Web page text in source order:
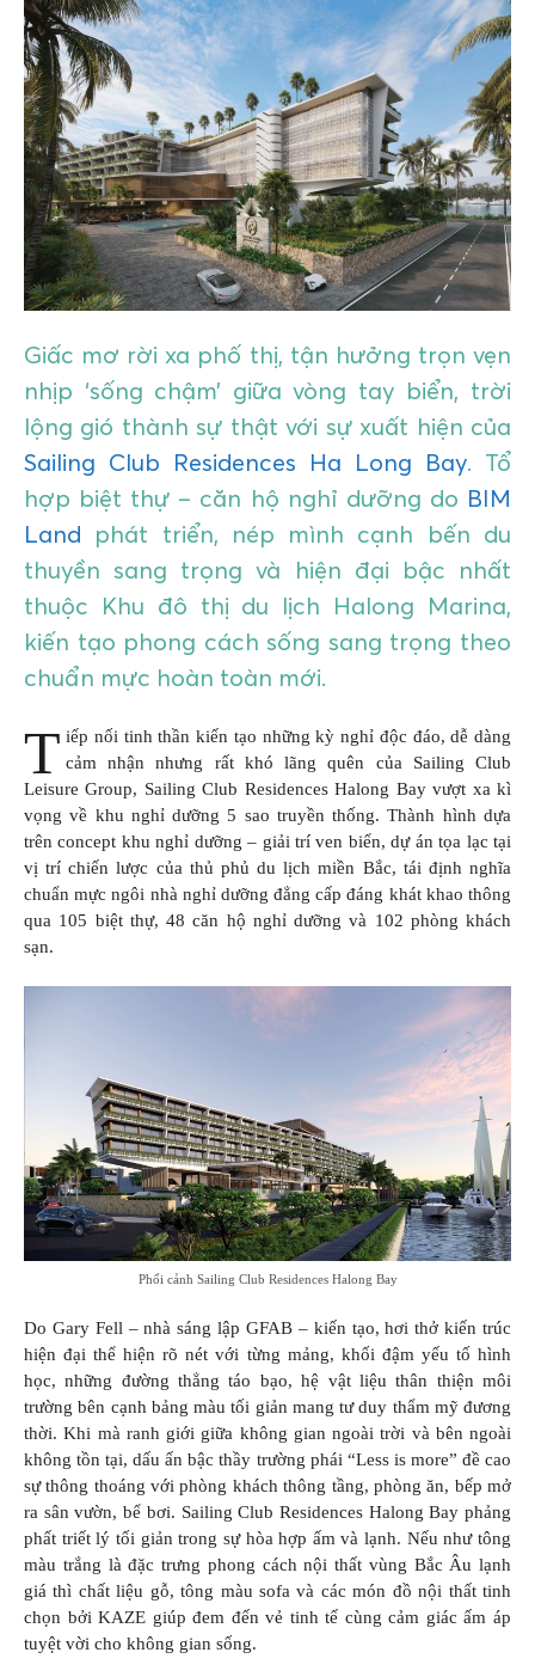
GIÁO DỤC
KỲ NGHỈ & ĐIỂM ĐẾN
QUÀ TẶNG & SỰ KIỆN
LIÊN HỆ
Giấc mơ rời xa phố thị, tận hưởng trọn vẹn
nhịp ‘sống chậm’ giữa vòng tay biển, trời
lộng gió thành sự thật với sự xuất hiện của
Sailing Club Residences Ha Long Bay. Tổ
hợp biệt thự – căn hộ nghỉ dưỡng do BIM
Land phát triển, nép mình cạnh bến du
thuyền sang trọng và hiện đại bậc nhất
thuộc Khu đô thị du lịch Halong Marina,
kiến tạo phong cách sống sang trọng theo
chuẩn mực hoàn toàn mới.
T iếp nối tinh thần kiến tạo những kỳ nghỉ độc đáo, dễ dàng
cảm nhận nhưng rất khó lãng quên của Sailing Club
Leisure Group, Sailing Club Residences Halong Bay vượt xa kì
vọng về khu nghỉ dưỡng 5 sao truyền thống. Thành hình dựa
trên concept khu nghỉ dưỡng – giải trí ven biển, dự án tọa lạc tại
vị trí chiến lược của thủ phủ du lịch miền Bắc, tái định nghĩa
chuẩn mực ngôi nhà nghỉ dưỡng đẳng cấp đáng khát khao thông
qua 105 biệt thự, 48 căn hộ nghỉ dưỡng và 102 phòng khách
sạn.
Phối cảnh Sailing Club Residences Halong Bay
Do Gary Fell – nhà sáng lập GFAB – kiến tạo, hơi thở kiến trúc
hiện đại thể hiện rõ nét với từng mảng, khối đậm yếu tố hình
học, những đường thẳng táo bạo, hệ vật liệu thân thiện môi
trường bên cạnh bảng màu tối giản mang tư duy thẩm mỹ đương
thời. Khi mà ranh giới giữa không gian ngoài trời và bên ngoài
không tồn tại, dấu ấn bậc thầy trường phái “Less is more” đề cao
sự thông thoáng với phòng khách thông tầng, phòng ăn, bếp mở
ra sân vườn, bể bơi. Sailing Club Residences Halong Bay phảng
phất triết lý tối giản trong sự hòa hợp ấm và lạnh. Nếu như tông
màu trắng là đặc trưng phong cách nội thất vùng Bắc Âu lạnh
giá thì chất liệu gỗ, tông màu sofa và các món đồ nội thất tinh
chọn bởi KAZE giúp đem đến vẻ tinh tế cùng cảm giác ấm áp
tuyệt vời cho không gian sống.